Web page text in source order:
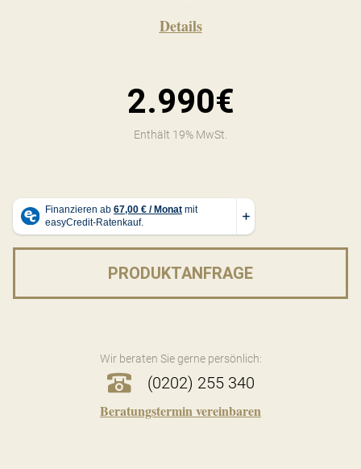
Details
2.990€
Enthält 19% MwSt.
PRODUKTANFRAGE
Wir beraten Sie gerne persönlich:
(0202) 255 340
Beratungstermin vereinbaren